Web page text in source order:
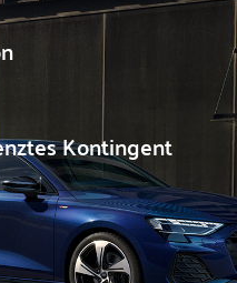
Kontingent